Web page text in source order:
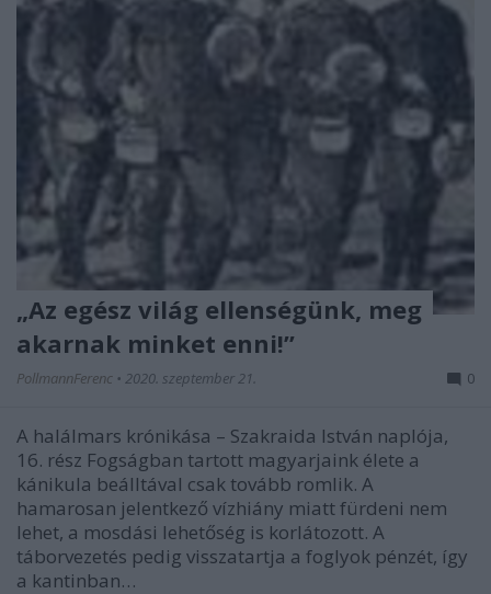
„Az egész világ ellenségünk, meg
akarnak minket enni!”
PollmannFerenc • 2020. szeptember 21. 0
A halálmars krónikása – Szakraida István naplója,
16. rész Fogságban tartott magyarjaink élete a
kánikula beálltával csak tovább romlik. A
hamarosan jelentkező vízhiány miatt fürdeni nem
lehet, a mosdási lehetőség is korlátozott. A
táborvezetés pedig visszatartja a foglyok pénzét, így
a kantinban…